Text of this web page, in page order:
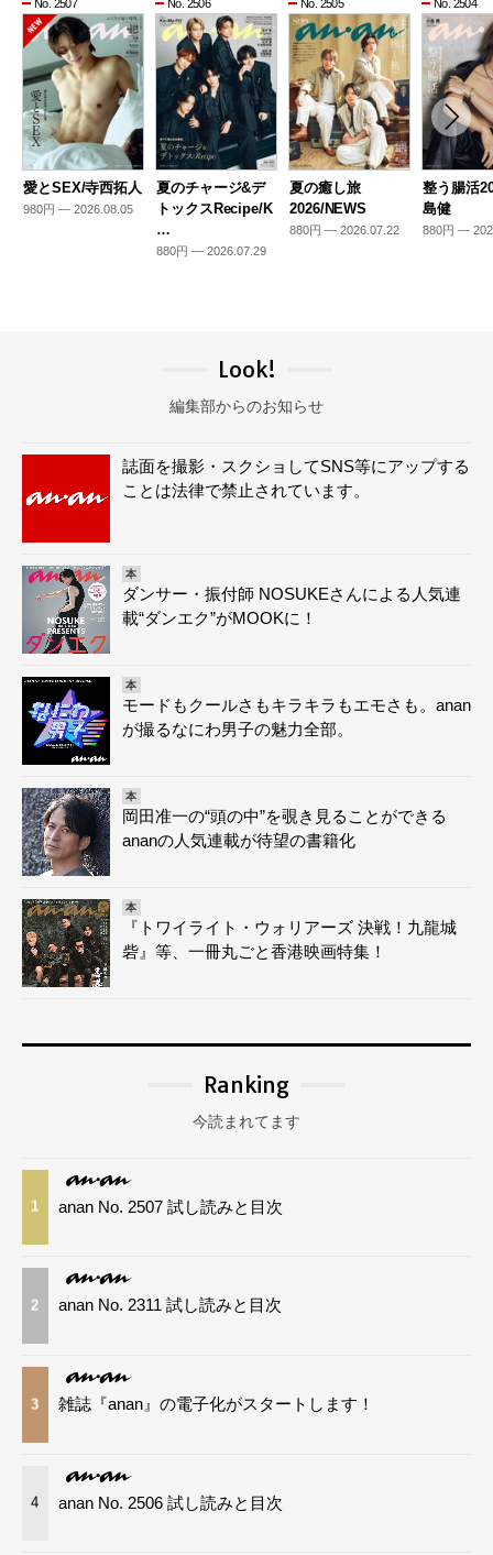
No. 2507
愛とSEX/寺西拓人
980円 — 2026.08.05
No. 2506
夏のチャージ&デ
トックスRecipe/K
…
880円 — 2026.07.29
No. 2505
夏の癒し旅
2026/NEWS
880円 — 2026.07.22
No. 2504
整う腸活
島健
880円 —
Look!
編集部からのお知らせ
誌面を撮影・スクショしてSNS等にアップする
ことは法律で禁止されています。
本
ダンサー・振付師 NOSUKEさんによる人気連
載“ダンエク”がMOOKに！
本
モードもクールさもキラキラもエモさも。anan
が撮るなにわ男子の魅力全部。
本
岡田准一の“頭の中”を覗き見ることができる
ananの人気連載が待望の書籍化
本
『トワイライト・ウォリアーズ 決戦！九龍城
砦』等、一冊丸ごと香港映画特集！
Ranking
今読まれてます
1 anan No. 2507 試し読みと目次
2 anan No. 2311 試し読みと目次
3 雑誌『anan』の電子化がスタートします！
4 anan No. 2506 試し読みと目次